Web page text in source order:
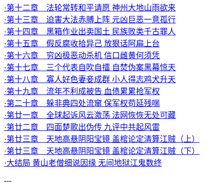
·第十二章 法轮常转和平请愿 神州大地山雨欲来
·第十三章 迫害大法赤膊上阵 元凶巨恶一意孤行
·第十四章 黑箱作业出卖国土 民族败类千古罪人
·第十五章 假反腐收拾异己 放狠话阿扁上台
·第十六章 穷凶极恶动杀机 信口雌黄何须凭
·第十七章 三个代表自吹自擂 自焚伪案黑幕惊天
·第十八章 寡人好色妻妾成群 小人得志鸡犬升天
·第十九章 流年不利成被告 血债累累抢军权
·第二十章 躲非典四处流窜 保军权苟延残喘
·第廿一章 全球起诉风云激荡 法网恢恢无处可藏
·第廿二章 四面楚歌出伪传 九评中共起风雷
·第廿三章 天地高悬阴阳宝镜 盖棺论定清算江贼（上）
·第廿三章 天地高悬阴阳宝镜 盖棺论定清算江贼（下）
·大结局 黄山老僧细说因缘 无间地狱江鬼数终
---